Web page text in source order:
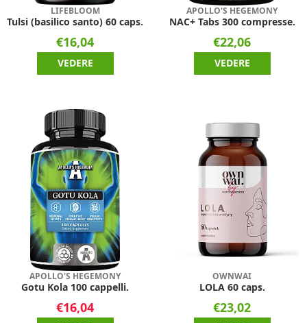
LIFEBLOOM
Tulsi (basilico santo) 60 caps.
€16,04
VEDERE
APOLLO'S HEGEMONY
NAC+ Tabs 300 compresse.
€22,06
VEDERE
APOLLO'S HEGEMONY
Gotu Kola 100 cappelli.
€16,04
OWNWAI
LOLA 60 caps.
€23,02